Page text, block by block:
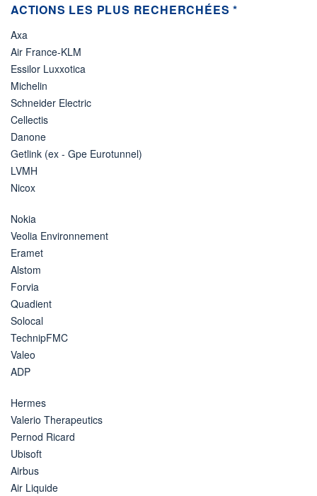
ACTIONS LES PLUS RECHERCHÉES *
Axa
Air France-KLM
Essilor Luxxotica
Michelin
Schneider Electric
Cellectis
Danone
Getlink (ex - Gpe Eurotunnel)
LVMH
Nicox
Nokia
Veolia Environnement
Eramet
Alstom
Forvia
Quadient
Solocal
TechnipFMC
Valeo
ADP
Hermes
Valerio Therapeutics
Pernod Ricard
Ubisoft
Airbus
Air Liquide